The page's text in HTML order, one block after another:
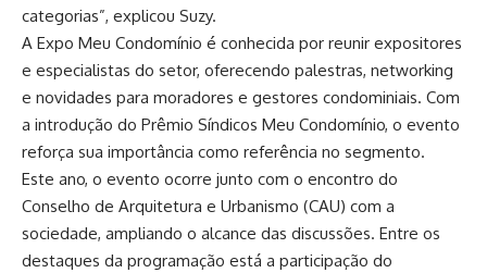
categorias”, explicou Suzy.
A Expo Meu Condomínio é conhecida por reunir expositores
e especialistas do setor, oferecendo palestras, networking
e novidades para moradores e gestores condominiais. Com
a introdução do Prêmio Síndicos Meu Condomínio, o evento
reforça sua importância como referência no segmento.
Este ano, o evento ocorre junto com o encontro do
Conselho de Arquitetura e Urbanismo (CAU) com a
sociedade, ampliando o alcance das discussões. Entre os
destaques da programação está a participação do